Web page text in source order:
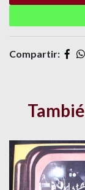
Compartir: